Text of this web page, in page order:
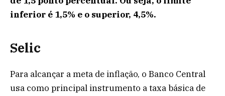
inferior é 1,5% e o superior, 4,5%.
Selic
Para alcançar a meta de inflação, o Banco Central
usa como principal instrumento a taxa básica de